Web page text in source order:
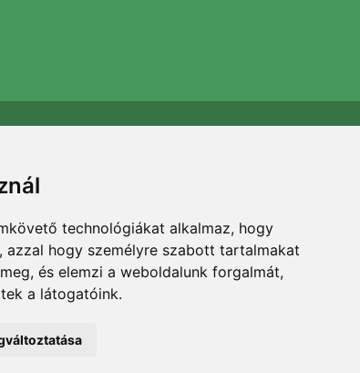
technológiákat alkalmaz, hogy
azzal hogy személyre szabott tartalmakat
és elemzi a weboldalunk forgalmát,
a látogatóink.
Minden megrendelésért ültetünk egy fát! Bővebben
Rólunk.